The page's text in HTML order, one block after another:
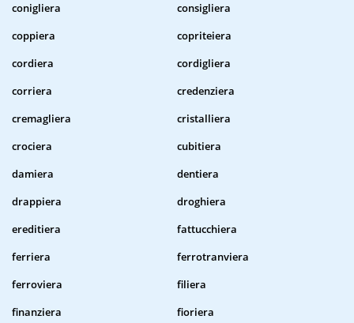
conigliera
consigliera
coppiera
copriteiera
cordiera
cordigliera
corriera
credenziera
cremagliera
cristalliera
crociera
cubitiera
damiera
dentiera
drappiera
droghiera
ereditiera
fattucchiera
ferriera
ferrotranviera
ferroviera
filiera
finanziera
fioriera